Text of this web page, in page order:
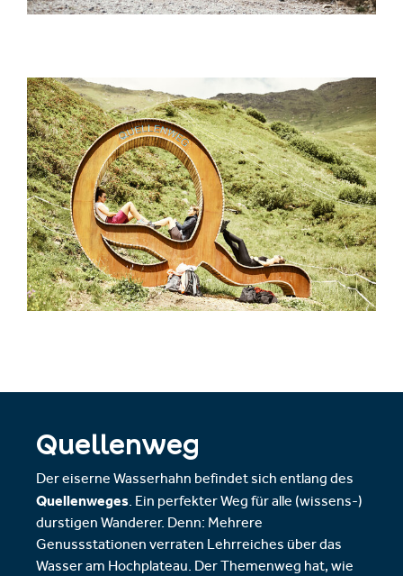
Quellenweg
Der eiserne Wasserhahn befindet sich entlang des
Quellenweges. Ein perfekter Weg für alle (wissens-)
durstigen Wanderer. Denn: Mehrere
Genussstationen verraten Lehrreiches über das
Wasser am Hochplateau. Der Themenweg hat, wie